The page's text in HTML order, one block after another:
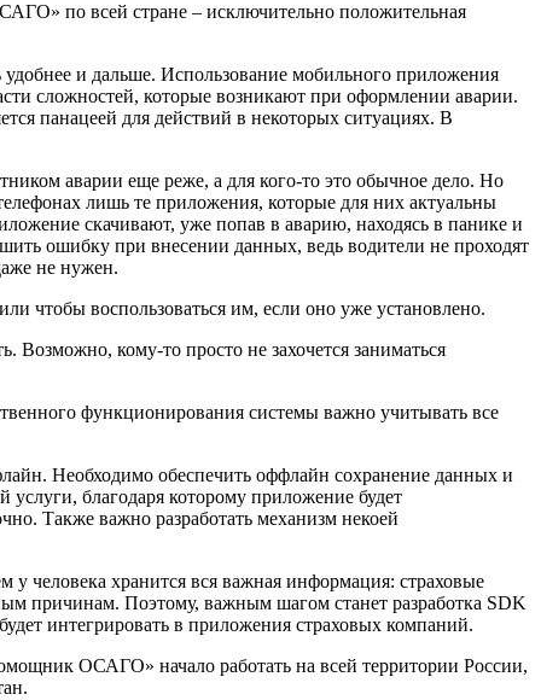
по всей стране – исключительно положительная
и дальше. Использование мобильного приложения
сложностей, которые возникают при оформлении аварии.
панацеей для действий в некоторых ситуациях. В
аварии еще реже, а для кого-то это обычное дело. Но
лишь те приложения, которые для них актуальны
скачивают, уже попав в аварию, находясь в панике и
ошибку при внесении данных, ведь водители не проходят
не нужен.
чтобы воспользоваться им, если оно уже установлено.
кому-то просто не захочется заниматься
функционирования системы важно учитывать все
Необходимо обеспечить оффлайн сохранение данных и
услуги, благодаря которому приложение будет
Также важно разработать механизм некоей
человека хранится вся важная информация: страховые
причинам. Поэтому, важным шагом станет разработка SDK
интегрировать в приложения страховых компаний.
ОСАГО» начало работать на всей территории России,